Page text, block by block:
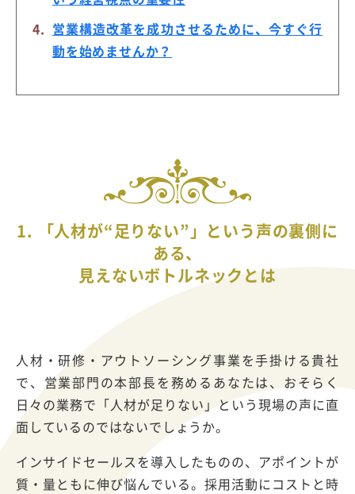
営業構造改革を成功させるために、今すぐ行
動を始めませんか？
1. 「人材が“足りない”」という声の裏側に
ある、
見えないボトルネックとは
人材・研修・アウトソーシング事業を手掛ける貴社
で、営業部門の本部長を務めるあなたは、おそらく
日々の業務で「人材が足りない」という現場の声に直
面しているのではないでしょうか。
インサイドセールスを導入したものの、アポイントが
質・量ともに伸び悩んでいる。採用活動にコストと時